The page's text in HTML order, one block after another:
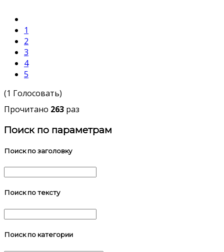
1
2
3
4
5
(1 Голосовать)
Прочитано 263 раз
Поиск по параметрам
Поиск по заголовку
Поиск по тексту
Поиск по категории